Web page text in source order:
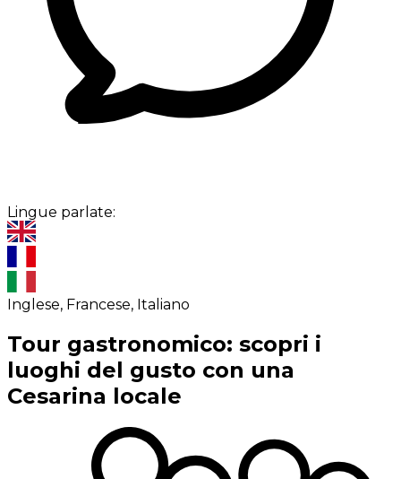
Lingue parlate:
Inglese, Francese, Italiano
Tour gastronomico: scopri i
luoghi del gusto con una
Cesarina locale